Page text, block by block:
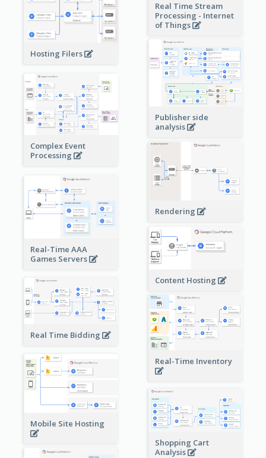
Real Time Stream
Processing - Internet
of Things
Hosting Filers
Publisher side
analysis
Complex Event
Processing
Rendering
Real-Time AAA
Games Servers
Content Hosting
Real Time Bidding
Real-Time Inventory
Mobile Site Hosting
Shopping Cart
Analysis